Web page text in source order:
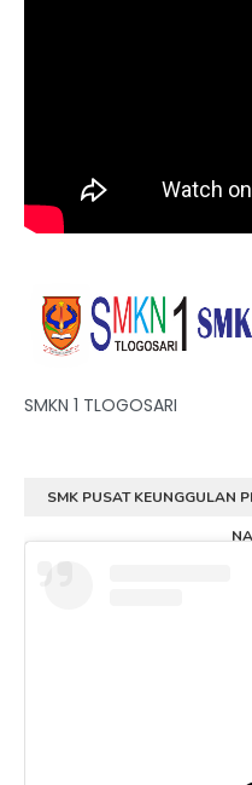
SMKN 1 TLOGOSARI
SMK PUSAT KEUNGGULAN